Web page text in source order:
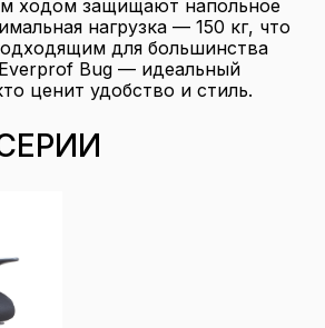
ходом защищают напольное
нагрузка — 150 кг, что
для большинства
Bug — идеальный
ценит удобство и стиль.